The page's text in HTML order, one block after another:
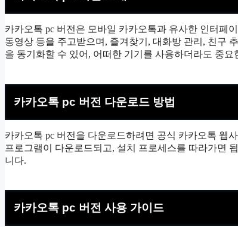
카카오톡 pc 버전은 모바일 카카오톡과 유사한 인터페
동영상 등을 주고받으며, 즐겨찾기, 대화방 관리, 친구
을 동기화할 수 있어, 어떠한 기기를 사용하더라도 중
카카오톡 pc 버전 다운로드 방법
카카오톡 pc 버전을 다운로드하려면 공식 카카오톡 웹
프로그램이 다운로드되고, 설치 프로세스를 따라가면
니다.
카카오톡 pc 버전 사용 가이드